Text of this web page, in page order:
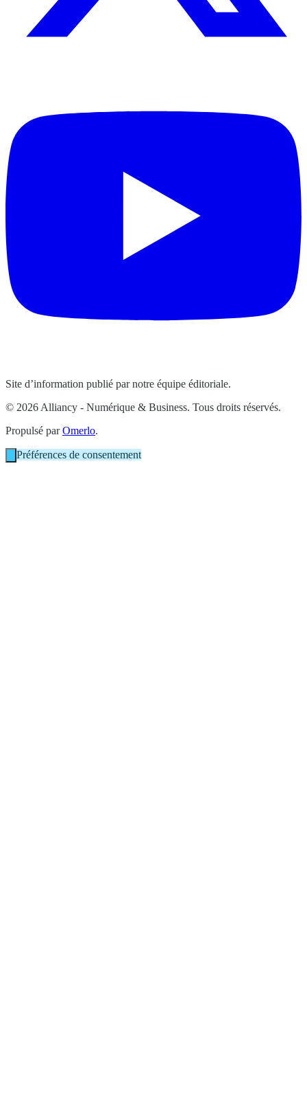
Site d’information publié par notre équipe éditoriale.
© 2026 Alliancy - Numérique & Business. Tous droits réservés.
Propulsé parOmerlo.
Préférences de consentement